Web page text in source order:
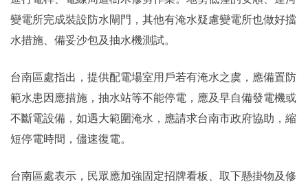
變電所完成裝設防水閘門，其他有淹水疑慮變電所也做好擋
水措施、備妥沙包及抽水機測試。
台南區處指出，提供配電場室用戶若有淹水之虞，應備置防
範水患因應措施，抽水站等不能停電，應及早自備發電機或
不斷電設備，如遇大範圍淹水，應請求台南市政府協助，縮
短停電時間，儘速復電。
台南區處表示，民眾應加強固定招牌看板、取下懸掛物及修